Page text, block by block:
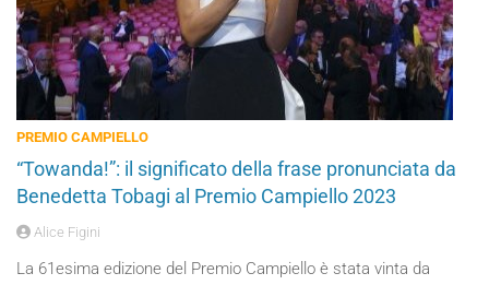
PREMIO CAMPIELLO
“Towanda!”: il significato della frase pronunciata da
Benedetta Tobagi al Premio Campiello 2023
Alice Figini
La 61esima edizione del Premio Campiello è stata vinta da